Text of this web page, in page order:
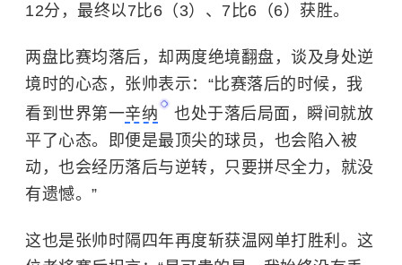
12分，最终以7比6（3）、7比6（6）获胜。
两盘比赛均落后，却两度绝境翻盘，谈及身处逆
境时的心态，张帅表示：“比赛落后的时候，我
看到世界第一辛纳
也处于落后局面，瞬间就放
平了心态。即便是最顶尖的球员，也会陷入被
动，也会经历落后与逆转，只要拼尽全力，就没
有遗憾。”
这也是张帅时隔四年再度斩获温网单打胜利。这